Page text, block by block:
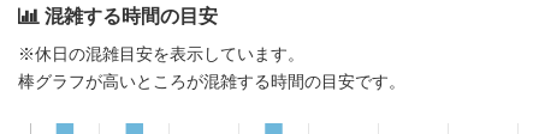
混雑する時間の目安
※休日の混雑目安を表示しています。
棒グラフが高いところが混雑する時間の目安です。